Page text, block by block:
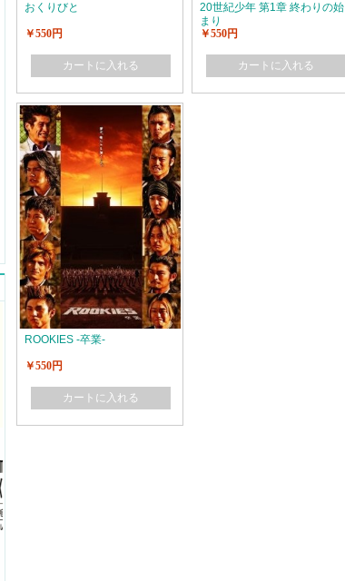
おくりびと
￥550円
カートに入れる
20世紀少年 第1章 終わりの始
まり
￥550円
カートに入れる
ROOKIES -卒業-
￥550円
カートに入れる